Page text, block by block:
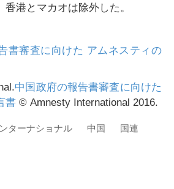
港とマカオは除外した。
書審査に向けた アムネスティの
中国政府の報告書審査に向けた
書 © Amnesty International 2016.
ターナショナル 中国
国連